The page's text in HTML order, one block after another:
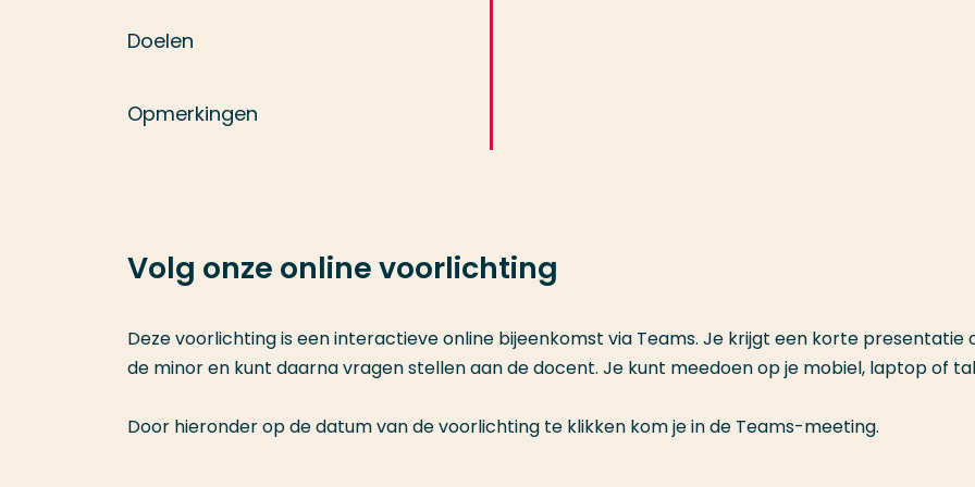
Doelen
Opmerkingen
Volg onze online voorlichting
Deze voorlichting is een interactieve online bijeenkomst via Teams. Je krijgt een korte presentatie
de minor en kunt daarna vragen stellen aan de docent. Je kunt meedoen op je mobiel, laptop of
Door hieronder op de datum van de voorlichting te klikken kom je in de Teams-meeting.